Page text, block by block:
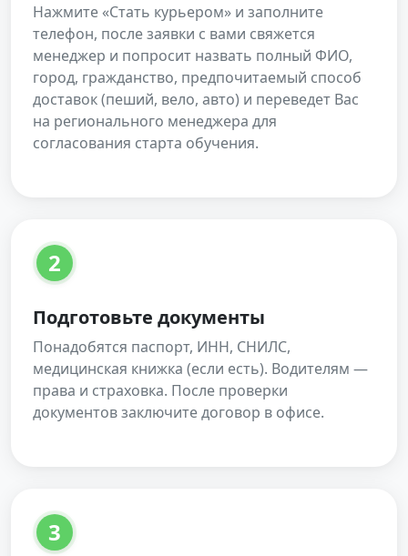
Нажмите «Стать курьером» и заполните
телефон, после заявки с вами свяжется
менеджер и попросит назвать полный ФИО,
город, гражданство, предпочитаемый способ
доставок (пеший, вело, авто) и переведет Вас
на регионального менеджера для
согласования старта обучения.
2
Подготовьте документы
Понадобятся паспорт, ИНН, СНИЛС,
медицинская книжка (если есть). Водителям —
права и страховка. После проверки
документов заключите договор в офисе.
3